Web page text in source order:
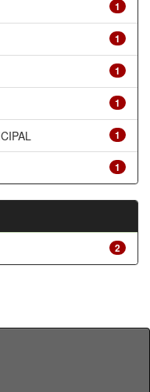
1
1
1
1
1
1
2